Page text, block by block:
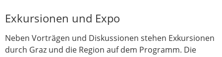
Exkursionen und Expo
Neben Vorträgen und Diskussionen stehen Exkursionen
durch Graz und die Region auf dem Programm. Die